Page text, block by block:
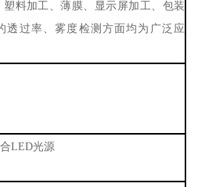
塑料加工、薄膜、显示屏加工、包装
透过率、雾度检测方面均为广泛应
LED光源